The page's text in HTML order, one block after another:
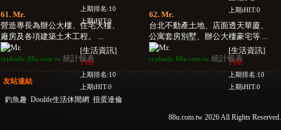
上期排名:10
上期iHIT:0
上期iHIT:0
61. Mr.
營造專長為辦公大樓、住宅大樓、
廠房及各項建築土木工程。 ...
[生活資訊]
1 Hit
上期排名:10
上期iHIT:0
ryphadjc.88u.com.tw 統計報表
62. Mr.
台北不動產土地、店面透天華廈、
公寓套房別墅、辦公大樓豪宅等 ...
[生活資訊]
1 Hit
上期排名:10
上期iHIT:0
ryphadjc.88u.com.tw 統計報表
友站連結
釣魚趣 Doolife生活休閒網 扭蛋達倫
88u.com.tw 2026 All Rights Reserved.